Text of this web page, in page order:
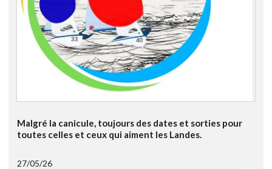
Malgré la canicule, toujours des dates et sorties pour
toutes celles et ceux qui aiment les Landes.
27/05/26